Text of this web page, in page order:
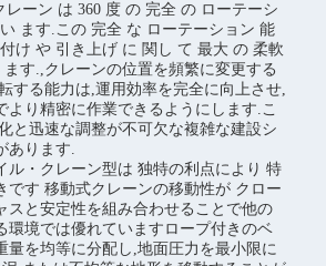
レーン は 360 度 の 完全 の ローテーシ
ます.この 完全 な ローテーション 能
け や 引き上げ に 関し て 最大 の 柔軟
す.,クレーンの位置を頻繁に変更する
する能力は,運用効率を完全に向上させ,
より精密に作業できるようにします.こ
と迅速な調整が不可欠な複雑な建設シ
あります.
ル・クレーン型は 独特の利点により 特
です 移動式クレーンの移動性が クロー
スと安定性を組み合わせることで他の
環境では優れていますロープ付きのベ
量を均等に分配し,地面圧力を最小限に